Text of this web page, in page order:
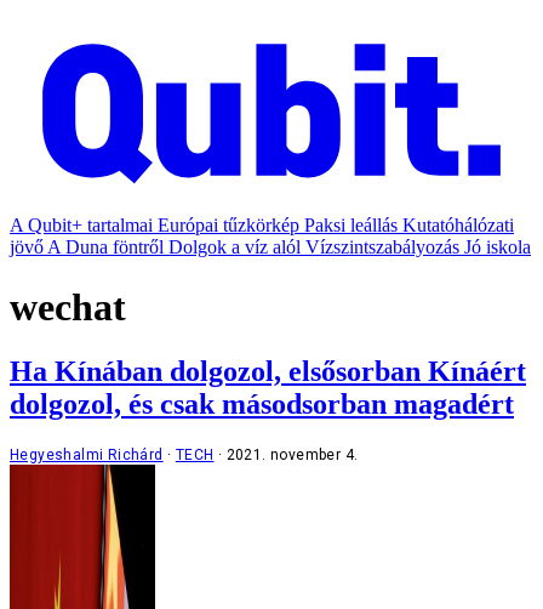
A Qubit+ tartalmai Európai tűzkörkép Paksi leállás Kutatóhálózati
jövő A Duna föntről Dolgok a víz alól Vízszintszabályozás Jó iskola
wechat
Ha Kínában dolgozol, elsősorban Kínáért
dolgozol, és csak másodsorban magadért
Hegyeshalmi Richárd TECH 2021. november 4.